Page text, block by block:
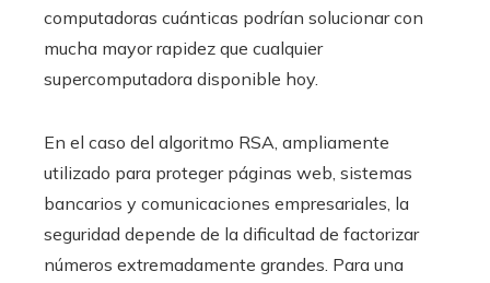
computadoras cuánticas podrían solucionar con
mucha mayor rapidez que cualquier
supercomputadora disponible hoy.
En el caso del algoritmo RSA, ampliamente
utilizado para proteger páginas web, sistemas
bancarios y comunicaciones empresariales, la
seguridad depende de la dificultad de factorizar
números extremadamente grandes. Para una